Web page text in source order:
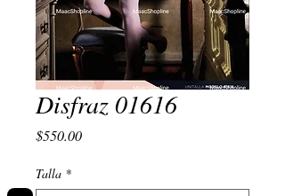
Disfraz 01616
$550.00Precio
Talla *